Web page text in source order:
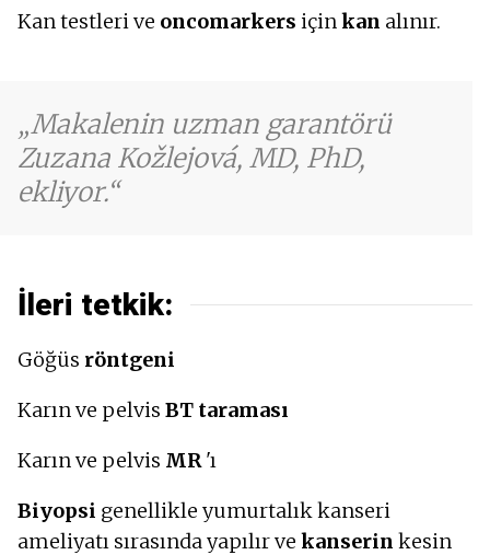
Kan testleri ve oncomarkers için kan alınır.
Makalenin uzman garantörü
Zuzana Kožlejová, MD, PhD,
ekliyor.
İleri tetkik:
Göğüs röntgeni
Karın ve pelvis BT taraması
Karın ve pelvis MR 'ı
Biyopsi genellikle yumurtalık kanseri
ameliyatı sırasında yapılır ve kanserin kesin